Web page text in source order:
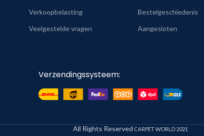
Verkoopbelasting
Veelgestelde vragen
Bestelgeschiedenis
Aangesloten
Verzendingssysteem:
All Rights Reserved CARPET WORLD 2021